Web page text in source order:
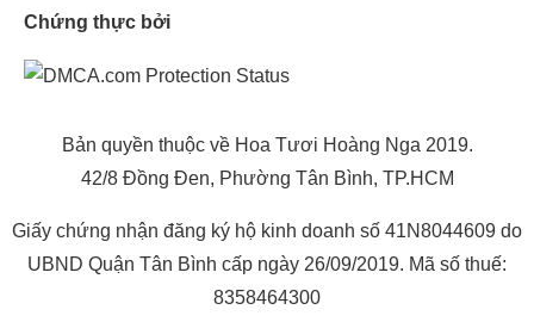
Chứng thực bởi
Bản quyền thuộc về Hoa Tươi Hoàng Nga 2019.
42/8 Đồng Đen, Phường Tân Bình, TP.HCM
Giấy chứng nhận đăng ký hộ kinh doanh số 41N8044609 do
UBND Quận Tân Bình cấp ngày 26/09/2019. Mã số thuế:
8358464300